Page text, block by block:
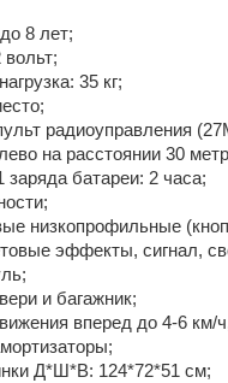
8 лет;
35 кг;
радиоуправления
на расстоянии 30
батареи: 2 часа;
низкопрофильные
эффекты, сигнал,
и багажник;
вперед до 4-6 км/
Д*Ш*В: 124*72*51 см;